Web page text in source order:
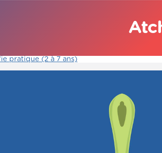
pratique (2 à 7 ans)